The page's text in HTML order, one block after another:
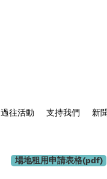
過往活動 支持我們 新
場地租用申請表格(pdf)